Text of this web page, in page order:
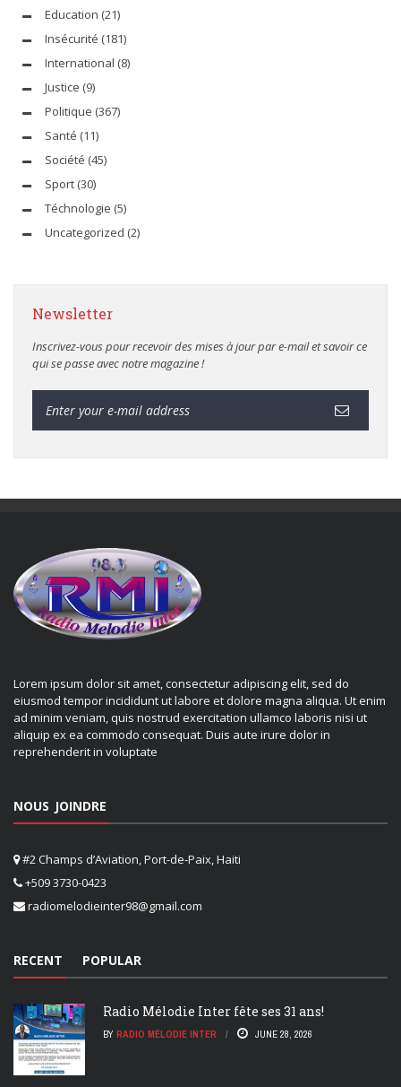
Education (21)
Insécurité (181)
International (8)
Justice (9)
Politique (367)
Santé (11)
Société (45)
Sport (30)
Téchnologie (5)
Uncategorized (2)
Newsletter
Inscrivez-vous pour recevoir des mises à jour par e-mail et savoir ce
qui se passe avec notre magazine !
Lorem ipsum dolor sit amet, consectetur adipiscing elit, sed do
eiusmod tempor incididunt ut labore et dolore magna aliqua. Ut enim
ad minim veniam, quis nostrud exercitation ullamco laboris nisi ut
aliquip ex ea commodo consequat. Duis aute irure dolor in
reprehenderit in voluptate
NOUS JOINDRE
#2 Champs d’Aviation, Port-de-Paix, Haiti
+509 3730-0423
radiomelodieinter98@gmail.com
RECENT POPULAR
Radio Mélodie Inter fête ses 31 ans!
BY RADIO MÉLODIE INTER JUNE 28, 2026